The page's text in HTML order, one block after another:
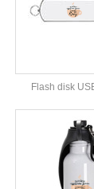
Flash disk